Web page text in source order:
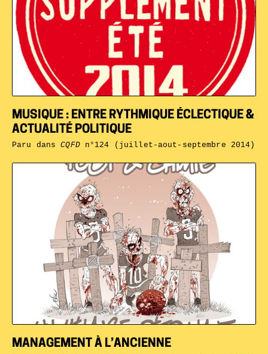
MANAGEMENT À L’ANCIENNE
MUSIQUE : ENTRE RYTHMIQUE ÉCLECTIQUE &
ACTUALITÉ POLITIQUE
Paru dansCQFDn°124 (juillet-aout-septembre 2014)